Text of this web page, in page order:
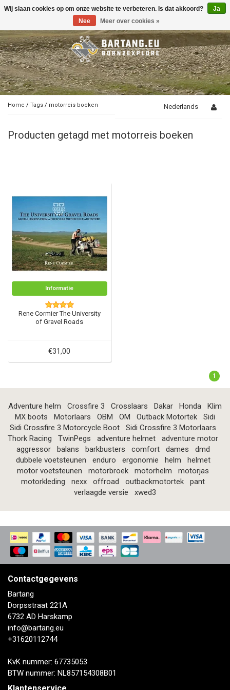
Toggle
Home / Tags / motorreis boeken Nederlands
Producten getagd met motorreis boeken
Informatie
Rene Cormier The University
of Gravel Roads
€31,00
1
Adventure helm Crossfire 3 Crosslaars Dakar Honda
Klim
MX boots
Motorlaars OBM OM Outback Motortek
Sidi
Sidi Crossfire 3 Motorcycle Boot
Sidi Crossfire 3 Motorlaars
Thork Racing
TwinPegs adventure helmet
adventure motor
aggressor
balans barkbusters comfort dames
dmd
dubbele voetsteunen
enduro ergonomie helm
helmet
motor voetsteunen
motorbroek motorhelm
motorjas
motorkleding
nexx offroad outbackmotortek
pant
verlaagde versie
xwed3
Contactgegevens
Bartang
Dorpsstraat 221A
6732 AD Harskamp
info@bartang.eu
+31620112744
KvK nummer: 67735053
BTW nummer: NL857154308B01
Wij slaan cookies op om onze website te verbeteren. Is dat akkoord?
Ja
Nee
Meer over cookies »